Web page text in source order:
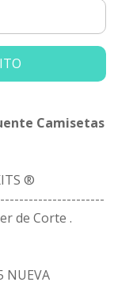
Camisetas
®
de Corte .
NUEVA